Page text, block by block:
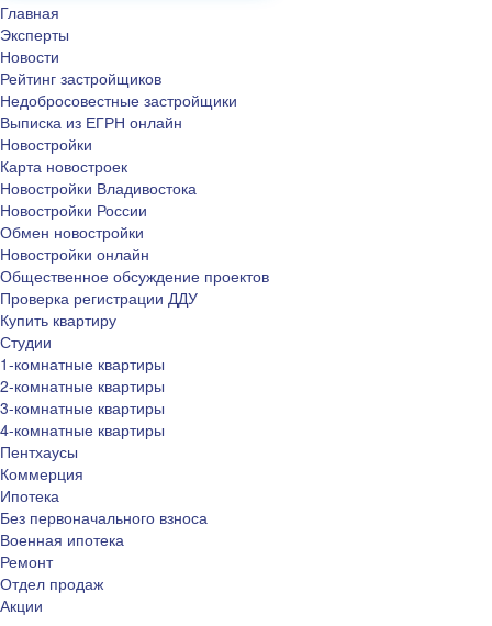
Главная
Эксперты
Новости
Рейтинг застройщиков
Недобросовестные застройщики
Выписка из ЕГРН онлайн
Новостройки
Карта новостроек
Новостройки Владивостока
Новостройки России
Обмен новостройки
Новостройки онлайн
Общественное обсуждение проектов
Проверка регистрации ДДУ
Купить квартиру
Студии
1-комнатные квартиры
2-комнатные квартиры
3-комнатные квартиры
4-комнатные квартиры
Пентхаусы
Коммерция
Ипотека
Без первоначального взноса
Военная ипотека
Ремонт
Отдел продаж
Акции